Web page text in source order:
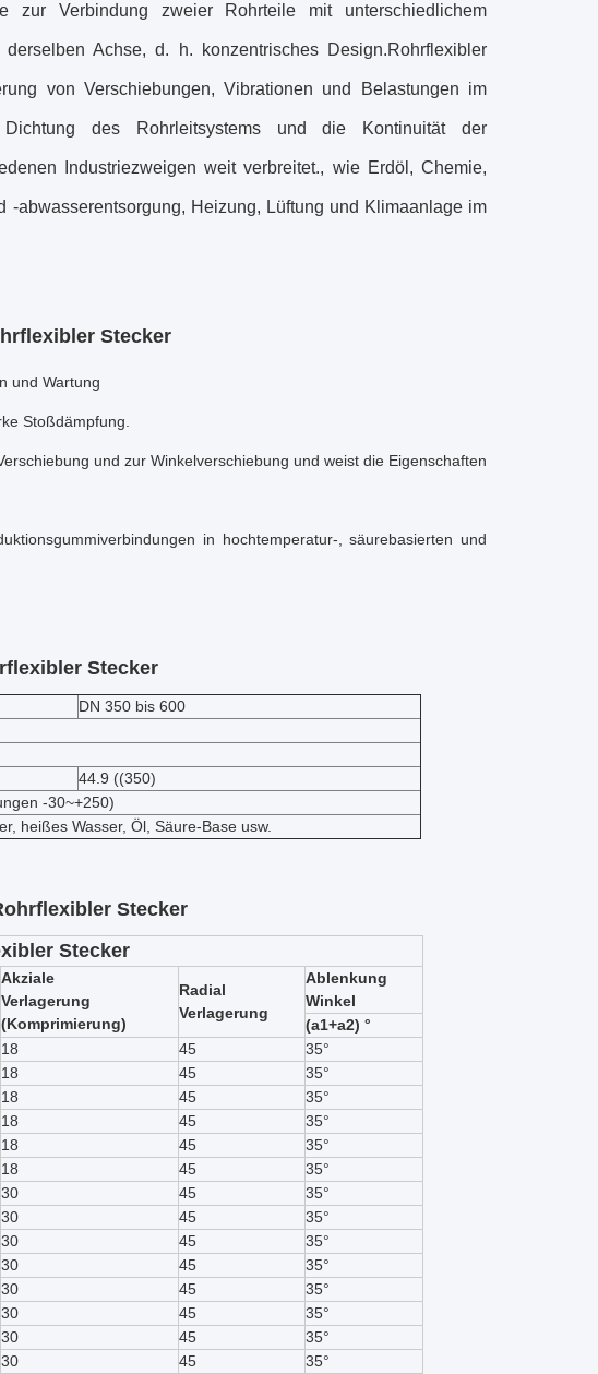
zur Verbindung zweier Rohrteile mit unterschiedlichem
Achse, d. h. konzentrisches Design.Rohrflexibler
von Verschiebungen, Vibrationen und Belastungen im
des Rohrleitsystems und die Kontinuität der
Industriezweigen weit verbreitet., wie Erdöl, Chemie,
-abwasserentsorgung, Heizung, Lüftung und Klimaanlage im
Stecker
und Wartung
Stoßdämpfung.
und zur Winkelverschiebung und weist die Eigenschaften
in hochtemperatur-, säurebasierten und
Stecker
DN 350 bis 600
44.9 ((350)
-30~+250)
heißes Wasser, Öl, Säure-Base usw.
Stecker
Stecker
Akziale
Verlagerung
(Komprimierung)
Radial
Verlagerung
Ablenkung
Winkel
(a1+a2) °
18 45
35°
18 45
35°
18 45
35°
18 45
35°
18 45
35°
18 45
35°
30 45
35°
30 45
35°
30 45
35°
30 45
35°
30 45
35°
30 45
35°
30 45
35°
30 45
35°